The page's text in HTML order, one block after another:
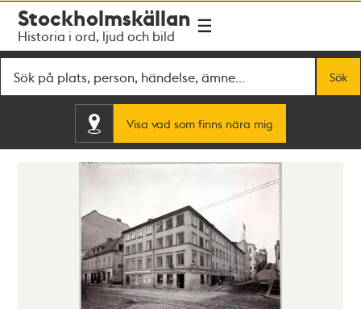
navigationen
huvudinnehållet
Stockholmskällan
Historia i ord, ljud och bild
Sök
Visa vad som finns nära mig